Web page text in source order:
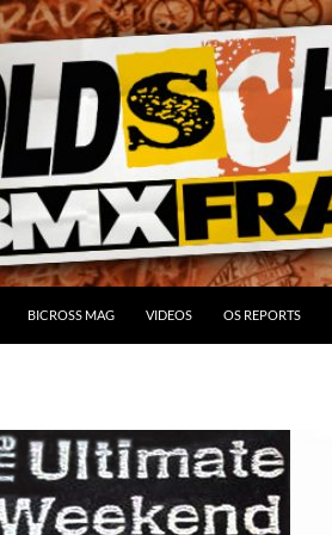
BICROSS MAG VIDEOS OS REPORTS